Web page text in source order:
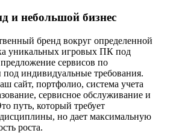
и небольшой бизнес
бренд вокруг определенной
уникальных игровых ПК под
сервисов по
индивидуальные требования.
сайт, портфолио, система учета
сервисное обслуживание и
путь, который требует
но дает максимальную
роста.